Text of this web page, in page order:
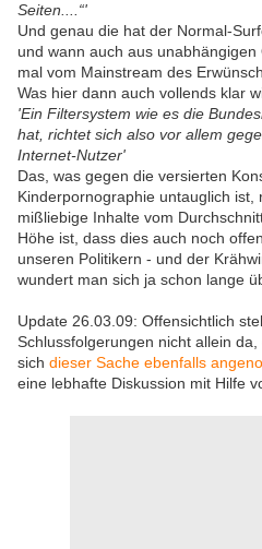
Seiten....“'
Und genau die hat der Normal-
und wann auch aus
mal vom Mainstream des
Was hier dann auch vollends klar
'Ein Filtersystem wie es die
hat, richtet sich also vor allem
Internet-Nutzer'
Das, was gegen die versierten
Kinderpornographie untauglich ist,
mißliebige Inhalte vom
Höhe ist, dass dies auch noch
unseren Politikern - und der
wundert man sich ja schon lange
Update 26.03.09: Offensichtlich
Schlussfolgerungen nicht allein
sich dieser Sache ebenfalls
eine lebhafte Diskussion mit Hilfe